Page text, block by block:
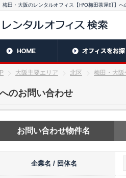
梅田・大阪のレンタルオフィス【H¹O梅田茶屋町】へ
大阪主要エリア 北区 梅田・大阪
のお問い合わせ
お問い合わせ物件名
企業名 / 団体名